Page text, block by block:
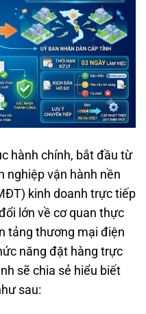
hành chính, bắt đầu từ
nghiệp vận hành nền
kinh doanh trực tiếp
lớn về cơ quan thực
tảng thương mại điện
năng đặt hàng trực
sẽ chia sẻ hiểu biết
sau: